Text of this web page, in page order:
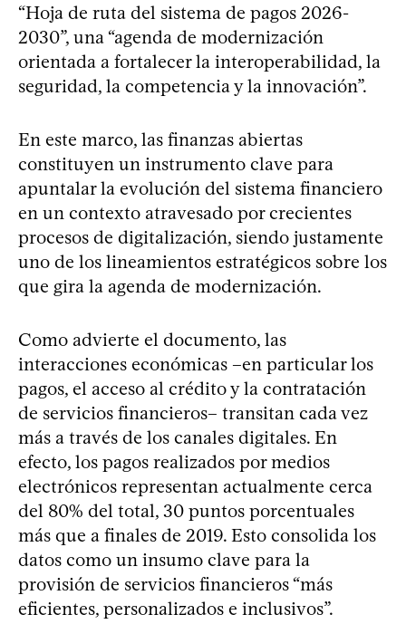
“Hoja de ruta del sistema de pagos 2026-
2030”, una “agenda de modernización
orientada a fortalecer la interoperabilidad, la
seguridad, la competencia y la innovación”.
En este marco, las finanzas abiertas
constituyen un instrumento clave para
apuntalar la evolución del sistema financiero
en un contexto atravesado por crecientes
procesos de digitalización, siendo justamente
uno de los lineamientos estratégicos sobre los
que gira la agenda de modernización.
Como advierte el documento, las
interacciones económicas –en particular los
pagos, el acceso al crédito y la contratación
de servicios financieros– transitan cada vez
más a través de los canales digitales. En
efecto, los pagos realizados por medios
electrónicos representan actualmente cerca
del 80% del total, 30 puntos porcentuales
más que a finales de 2019. Esto consolida los
datos como un insumo clave para la
provisión de servicios financieros “más
eficientes, personalizados e inclusivos”.